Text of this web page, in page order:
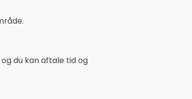
du kan aftale tid og